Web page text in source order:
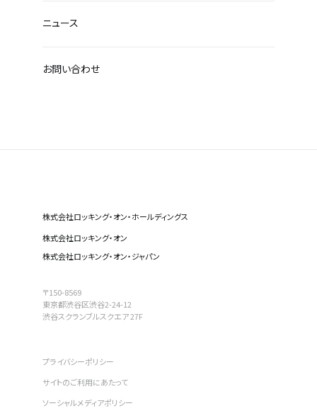
株式会社ロッキング・オン・ホールディングス
株式会社ロッキング・オン
株式会社ロッキング・オン・ジャパン
〒150-8569
東京都渋谷区渋谷2-24-12
渋谷スクランブルスクエア 27F
ニュース
お問い合わせ
プライバシーポリシー
サイトのご利用にあたって
ソーシャルメディアポリシー